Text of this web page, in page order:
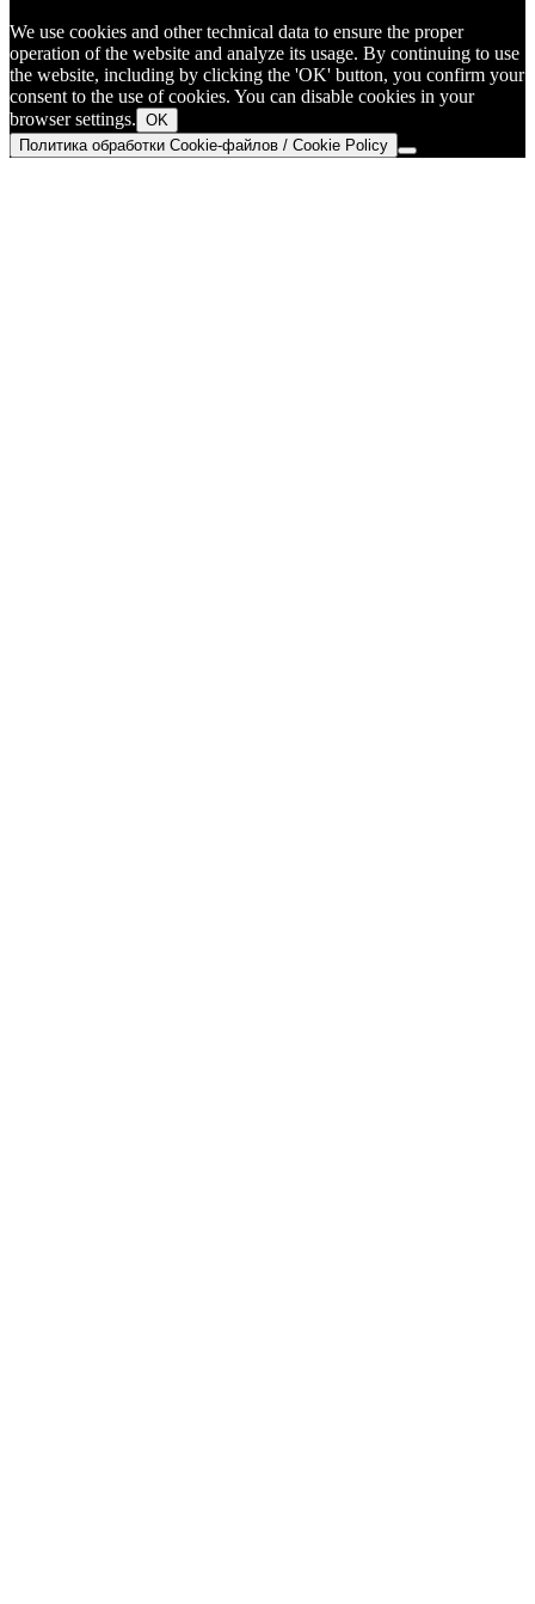
We use cookies and other technical data to ensure the proper
operation of the website and analyze its usage. By continuing to use
the website, including by clicking the 'OK' button, you confirm your
consent to the use of cookies. You can disable cookies in your
browser settings. OK
Политика обработки Cookie-файлов / Cookie Policy